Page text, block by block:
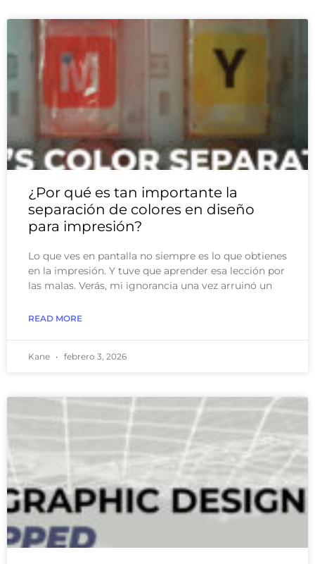
¿Por qué es tan importante la
separación de colores en diseño
para impresión?
Lo que ves en pantalla no siempre es lo que obtienes
en la impresión. Y tuve que aprender esa lección por
las malas. Verás, mi ignorancia una vez arruinó un
READ MORE
Kane febrero 3, 2026